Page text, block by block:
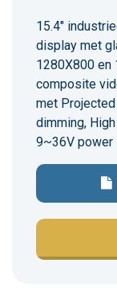
15.4"
display met
1280X800 en
composite
met
dimming,
9~36V power